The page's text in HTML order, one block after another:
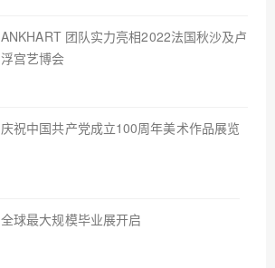
ANKHART 团队实力亮相2022法国秋沙及卢
浮宫艺博会
庆祝中国共产党成立100周年美术作品展览
全球最大规模毕业展开启